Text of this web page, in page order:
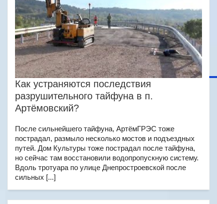
Как устраняются последствия
разрушительного тайфуна в п.
Артёмовский?
После сильнейшего тайфуна, АртёмГРЭС тоже
пострадал, размыло несколько мостов и подъездных
путей. Дом Культуры тоже пострадал после тайфуна,
но сейчас там восстановили водопропускную систему.
Вдоль тротуара по улице Днепростроевской после
сильных [...]